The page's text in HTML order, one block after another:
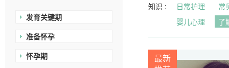
发育关键期
准备怀孕
怀孕期
知识 : 日常护理
常
婴儿心理
了
最新